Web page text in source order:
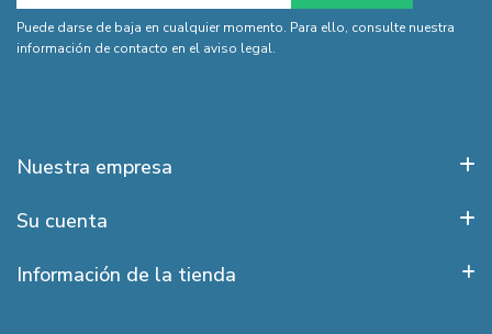
Puede darse de baja en cualquier momento. Para ello, consulte nuestra
información de contacto en el aviso legal.
Nuestra empresa
Su cuenta
Información de la tienda